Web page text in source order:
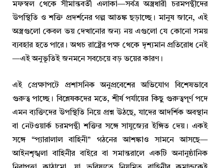
মফস্বল থেকে সীমান্তবর্তী এলাকা—সর্বত্র অস্ত্রধারী চরমপন্থীদের
উপস্থিতি ও শক্তি প্রদর্শনের গল্প আতঙ্ক ছড়াচ্ছে। মানুষ জানে, এই
অস্ত্রগুলো কেবল ভয় দেখানোর জন্য নয় এগুলো যে কোনো সময়
ব্যবহার হতে পারে। অথচ রাষ্ট্রের পক্ষ থেকে দৃশ্যমান প্রতিরোধ নেই
—এই অনুভূতিই জনমনে সবচেয়ে বড় ভয়ের কারণ।
এই প্রেক্ষাপটে প্রশাসনিক অনুপ্রবেশের অভিযোগ বিশেষভাবে
গুরুত্ব পাচ্ছে। বিশ্লেষকদের মতে, শীর্ষ পর্যায়ের কিছু গুরুত্বপূর্ণ পদে
এমন ব্যক্তিদের উপস্থিতি নিয়ে প্রশ্ন উঠছে, যাদের আদর্শিক অবস্থান
বা নেটওয়ার্ক চরমপন্থী শক্তির সঙ্গে সাযুজ্যের ইঙ্গিত দেয়। একই
সঙ্গে “প্যারালাল বাহিনী” গঠনের আশঙ্কাও সামনে আসছে—
আইনশৃঙ্খলা বাহিনীর বাইরে বা সমান্তরালে একটি অনানুষ্ঠানিক